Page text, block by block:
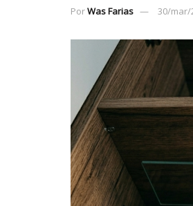
PorWas Farias 30/mar/